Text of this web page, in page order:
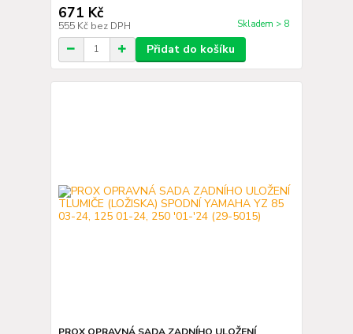
671 Kč
555 Kč bez DPH Skladem > 8
Přidat do košíku